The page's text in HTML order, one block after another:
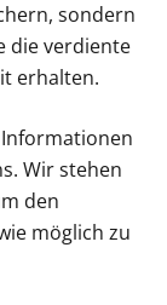
sondern
die verdiente
erhalten.
Wir stehen
den
möglich zu